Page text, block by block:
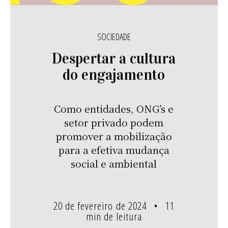
SOCIEDADE
Despertar a cultura
do engajamento
Como entidades, ONG’s e
setor privado podem
promover a mobilização
para a efetiva mudança
social e ambiental
20 de fevereiro de 2024 11
min de leitura